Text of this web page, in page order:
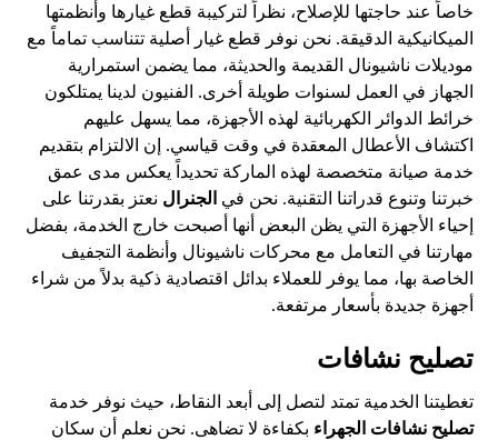
خاصاً عند حاجتها للإصلاح، نظراً لتركيبة قطع غيارها وأنظمتها
الميكانيكية الدقيقة. نحن نوفر قطع غيار أصلية تتناسب تماماً مع
موديلات ناشيونال القديمة والحديثة، مما يضمن استمرارية
الجهاز في العمل لسنوات طويلة أخرى. الفنيون لدينا يمتلكون
خرائط الدوائر الكهربائية لهذه الأجهزة، مما يسهل عليهم
اكتشاف الأعطال المعقدة في وقت قياسي. إن الالتزام بتقديم
خدمة صيانة متخصصة لهذه الماركة تحديداً يعكس مدى عمق
خبرتنا وتنوع قدراتنا التقنية. نحن في الجنرال نعتز بقدرتنا على
إحياء الأجهزة التي يظن البعض أنها أصبحت خارج الخدمة، بفضل
مهارتنا في التعامل مع محركات ناشيونال وأنظمة التجفيف
الخاصة بها، مما يوفر للعملاء بدائل اقتصادية ذكية بدلاً من شراء
أجهزة جديدة بأسعار مرتفعة.
تصليح نشافات
تغطيتنا الخدمية تمتد لتصل إلى أبعد النقاط، حيث نوفر خدمة
تصليح نشافات الجهراء بكفاءة لا تضاهى. نحن نعلم أن سكان